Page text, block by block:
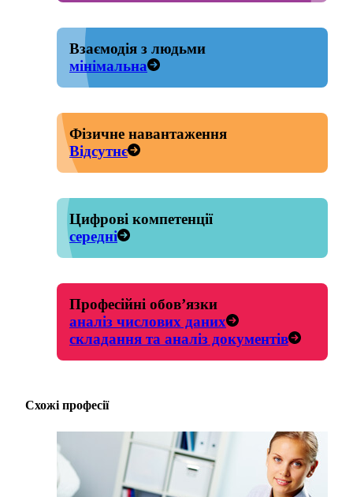
Взаємодія з людьми
мінімальна
Фізичне навантаження
Відсутнє
Цифрові компетенції
середні
Професійні обов’язки
аналіз числових даних
складання та аналіз документів
Схожі професії